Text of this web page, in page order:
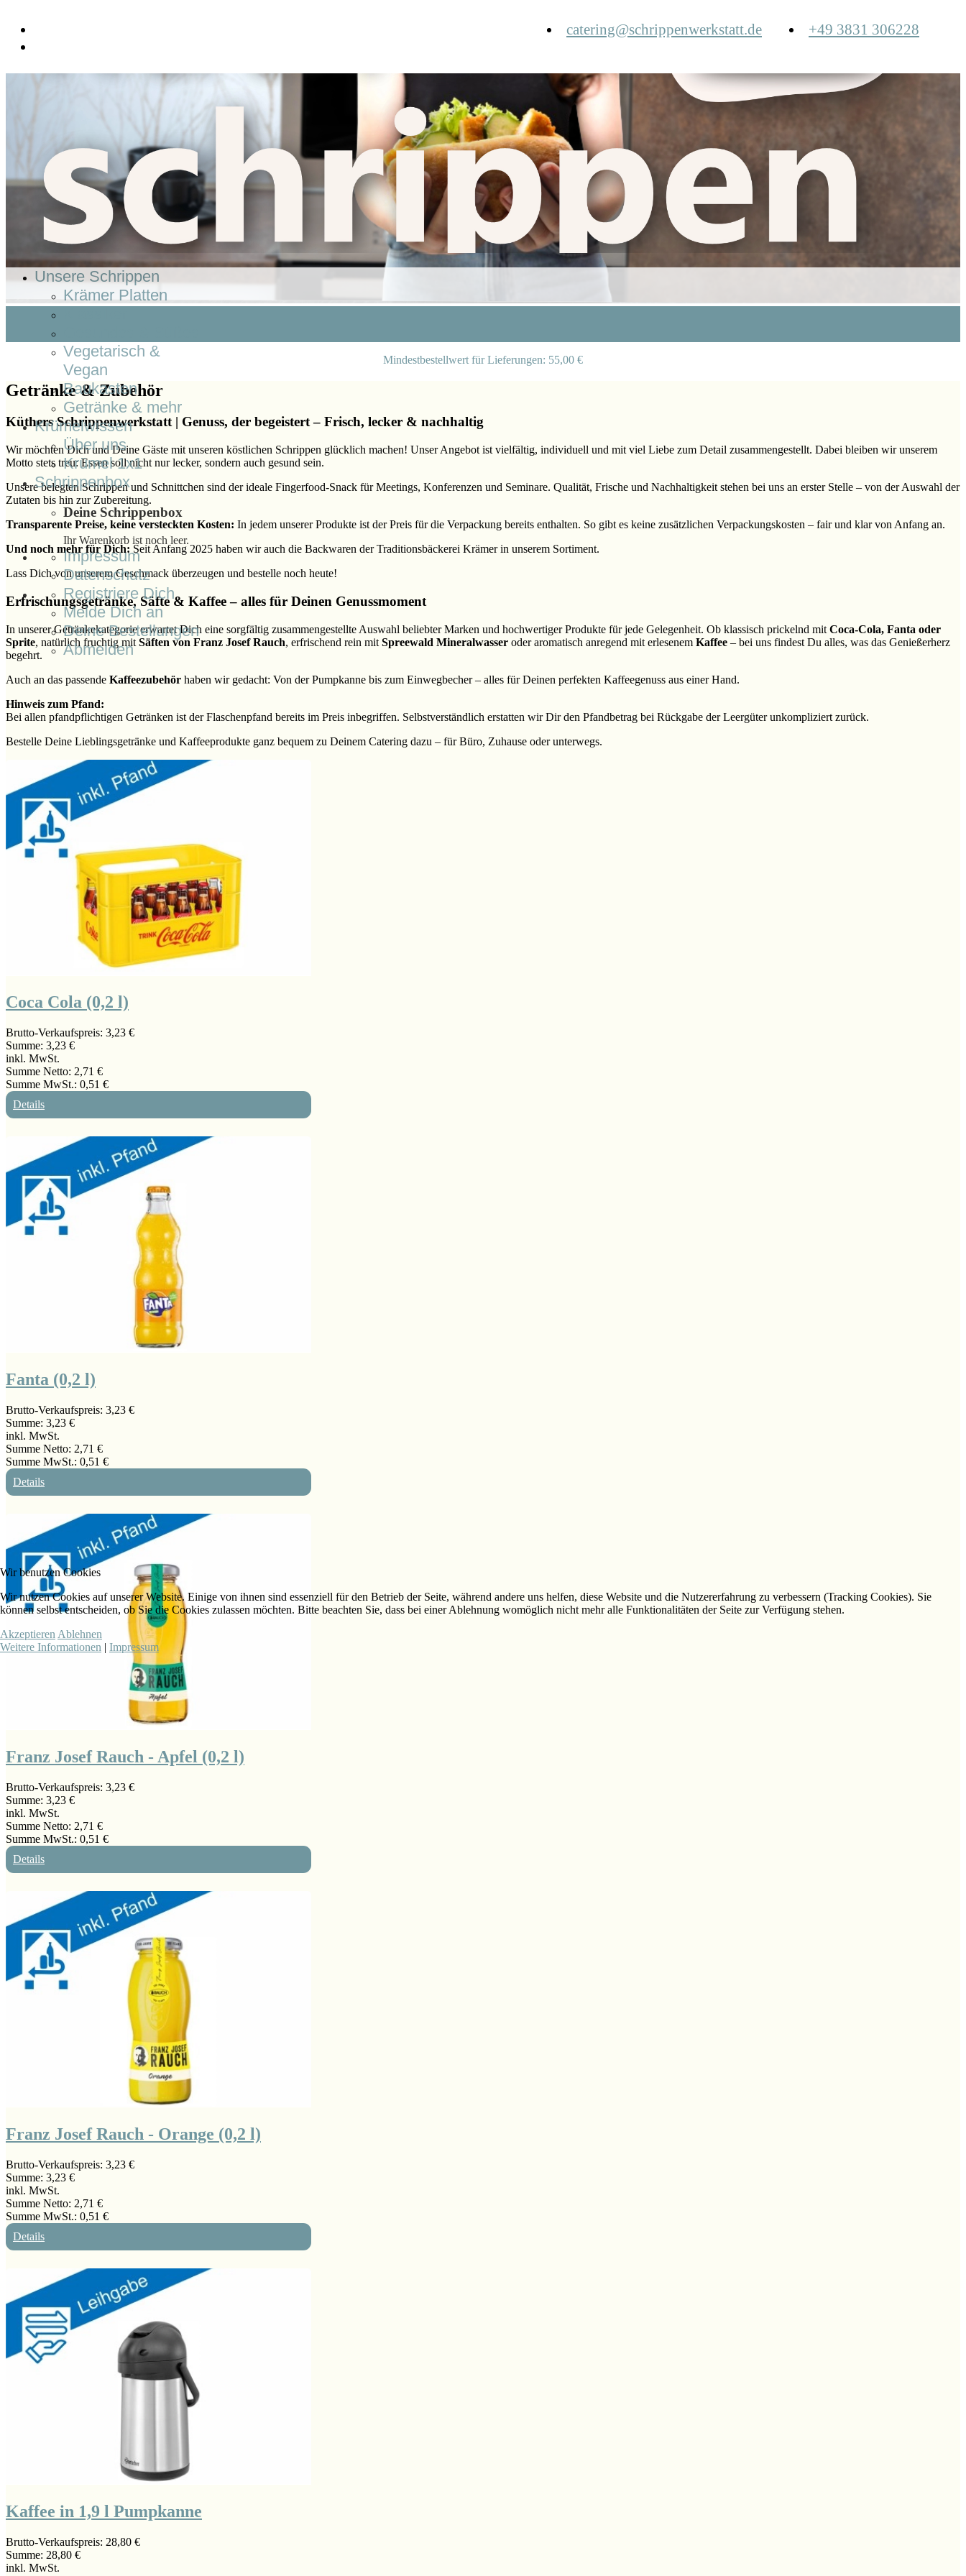
+49 3831 306228
catering@schrippenwerkstatt.de
Unsere Schrippen
Krämer Platten
Vegetarisch &
Vegan
Baukasten
Getränke & mehr
Krümelwissen
Über uns
Krümel 1x1
Schrippenbox
Deine Schrippenbox
Ihr Warenkorb ist noch leer.
Impressum
Datenschutz
Registriere Dich
Melde Dich an
Deine Bestellungen
Abmelden
Mindestbestellwert für Lieferungen: 55,00 €
Getränke & Zubehör
Küthers Schrippenwerkstatt | Genuss, der begeistert – Frisch, lecker & nachhaltig
Wir möchten Dich und Deine Gäste mit unseren köstlichen Schrippen glücklich machen! Unser Angebot ist vielfältig, individuell und mit viel Liebe zum Detail zusammengestellt. Dabei bleiben wir unserem
Motto stets treu: Essen soll nicht nur lecker, sondern auch gesund sein.
Unsere belegten Schrippen und Schnittchen sind der ideale Fingerfood-Snack für Meetings, Konferenzen und Seminare. Qualität, Frische und Nachhaltigkeit stehen bei uns an erster Stelle – von der Auswahl der
Zutaten bis hin zur Zubereitung.
Transparente Preise, keine versteckten Kosten: In jedem unserer Produkte ist der Preis für die Verpackung bereits enthalten. So gibt es keine zusätzlichen Verpackungskosten – fair und klar von Anfang an.
Und noch mehr für Dich: Seit Anfang 2025 haben wir auch die Backwaren der Traditionsbäckerei Krämer in unserem Sortiment.
Lass Dich von unserem Geschmack überzeugen und bestelle noch heute!
Erfrischungsgetränke, Säfte & Kaffee – alles für Deinen Genussmoment
In unserer Getränkekategorie erwartet Dich eine sorgfältig zusammengestellte Auswahl beliebter Marken und hochwertiger Produkte für jede Gelegenheit. Ob klassisch prickelnd mit Coca-Cola, Fanta oder
Sprite, natürlich fruchtig mit Säften von Franz Josef Rauch, erfrischend rein mit Spreewald Mineralwasser oder aromatisch anregend mit erlesenem Kaffee – bei uns findest Du alles, was das Genießerherz
begehrt.
Auch an das passende Kaffeezubehör haben wir gedacht: Von der Pumpkanne bis zum Einwegbecher – alles für Deinen perfekten Kaffeegenuss aus einer Hand.
Hinweis zum Pfand:
Bei allen pfandpflichtigen Getränken ist der Flaschenpfand bereits im Preis inbegriffen. Selbstverständlich erstatten wir Dir den Pfandbetrag bei Rückgabe der Leergüter unkompliziert zurück.
Bestelle Deine Lieblingsgetränke und Kaffeeprodukte ganz bequem zu Deinem Catering dazu – für Büro, Zuhause oder unterwegs.
Coca Cola (0,2 l)
Brutto-Verkaufspreis: 3,23 €
Summe: 3,23 €
inkl. MwSt.
Summe Netto: 2,71 €
Summe MwSt.: 0,51 €
Details
Fanta (0,2 l)
Brutto-Verkaufspreis: 3,23 €
Summe: 3,23 €
inkl. MwSt.
Summe Netto: 2,71 €
Summe MwSt.: 0,51 €
Details
Franz Josef Rauch - Apfel (0,2 l)
Brutto-Verkaufspreis: 3,23 €
Summe: 3,23 €
inkl. MwSt.
Summe Netto: 2,71 €
Summe MwSt.: 0,51 €
Details
Franz Josef Rauch - Orange (0,2 l)
Brutto-Verkaufspreis: 3,23 €
Summe: 3,23 €
inkl. MwSt.
Summe Netto: 2,71 €
Summe MwSt.: 0,51 €
Details
Kaffee in 1,9 l Pumpkanne
Brutto-Verkaufspreis: 28,80 €
Summe: 28,80 €
inkl. MwSt.
Wir benutzen Cookies
Wir nutzen Cookies auf unserer Website. Einige von ihnen sind essenziell für den Betrieb der Seite, während andere uns helfen, diese Website und die Nutzererfahrung zu verbessern (Tracking Cookies). Sie
können selbst entscheiden, ob Sie die Cookies zulassen möchten. Bitte beachten Sie, dass bei einer Ablehnung womöglich nicht mehr alle Funktionalitäten der Seite zur Verfügung stehen.
Akzeptieren Ablehnen
Weitere Informationen | Impressum